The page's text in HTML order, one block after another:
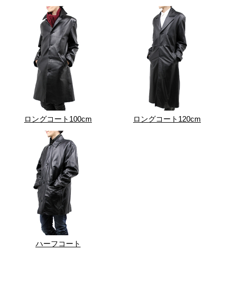
ロングコート100cm ロングコート120cm
ハーフコート